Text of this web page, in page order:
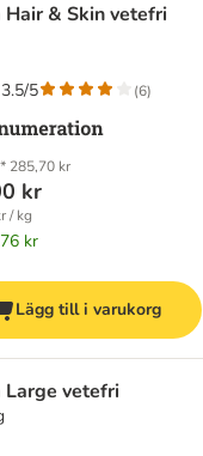
Hair & Skin vetefri
285,70 kr
kr
/ kg
kr
5 (6)
Lägg till i varukorg
Large vetefri